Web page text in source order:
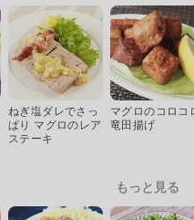
ねぎ塩ダレでさっ
ぱり マグロのレア
ステーキ
マグロのコロコ
竜田揚げ
もっと見る